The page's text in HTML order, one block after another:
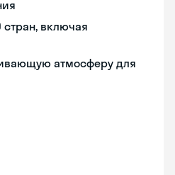
стран, включая
атмосферу для